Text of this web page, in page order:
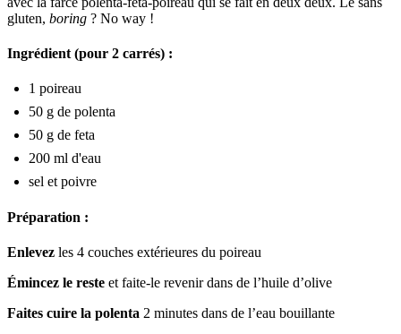
gluten, boring ? No way !
Ingrédient (pour 2 carrés) :
1 poireau
50 g de polenta
50 g de feta
200 ml d'eau
sel et poivre
Préparation :
Enlevez les 4 couches extérieures du poireau
Émincez le reste et faite-le revenir dans de l’huile d’olive
Faites cuire la polenta 2 minutes dans de l’eau bouillante